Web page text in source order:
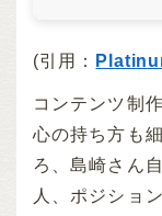
(引用：
コンテンツ制
心の持ち方も
ろ、島崎さん
人、ポジショ